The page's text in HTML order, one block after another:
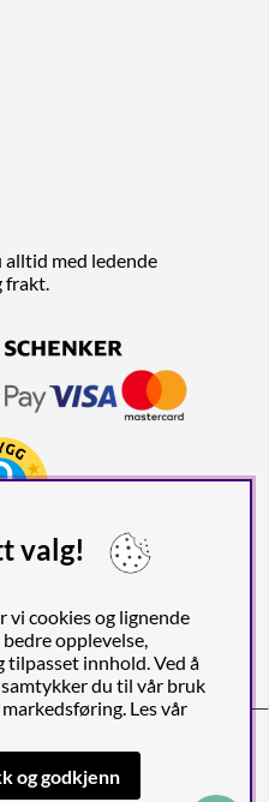
alltid med ledende
frakt.
nr. 556849-2606)
postadress), SE-113 56
Sverige
valg!
vi cookies og lignende
opplevelse,
tilpasset innhold. Ved å
du til vår bruk
Les vår
og godkjenn